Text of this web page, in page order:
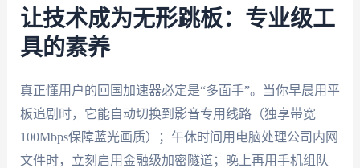
让技术成为无形跳板：专业级工
具的素养
真正懂用户的回国加速器必定是“多面手”。当你早晨用平
板追剧时，它能自动切换到影音专用线路（独享带宽
100Mbps保障蓝光画质）；午休时间用电脑处理公司内网
文件时，立刻启用金融级加密隧道；晚上再用手机组队